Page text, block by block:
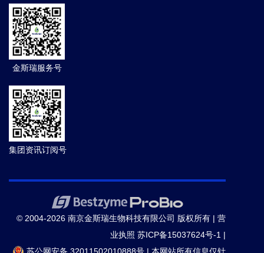
金斯瑞服务号
集团资讯订阅号
© 2004-2026 南京金斯瑞生物科技有限公司 版权所有 | 营
业执照 苏ICP备15037624号-1 |